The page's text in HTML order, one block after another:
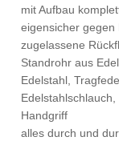
mit Aufbau
eigensicher gegen
zugelassene
Standrohr aus
Edelstahl,
Handgriff
alles durch und